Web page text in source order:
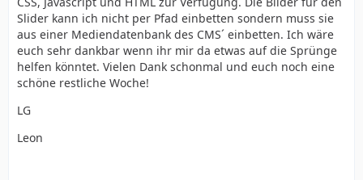
Slider kann ich nicht per Pfad einbetten sondern muss sie
aus einer Mediendatenbank des CMS´ einbetten. Ich wäre
euch sehr dankbar wenn ihr mir da etwas auf die Sprünge
helfen könntet. Vielen Dank schonmal und euch noch eine
schöne restliche Woche!
LG
Leon